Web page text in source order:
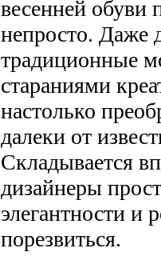
весенней обуви
непросто. Даже
традиционные
стараниями
настолько
далеки от
Складывается
дизайнеры
элегантности и
порезвиться.